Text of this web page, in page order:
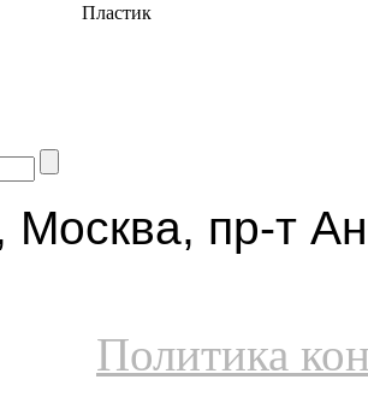
Пластик
Москва, пр-т
Политика